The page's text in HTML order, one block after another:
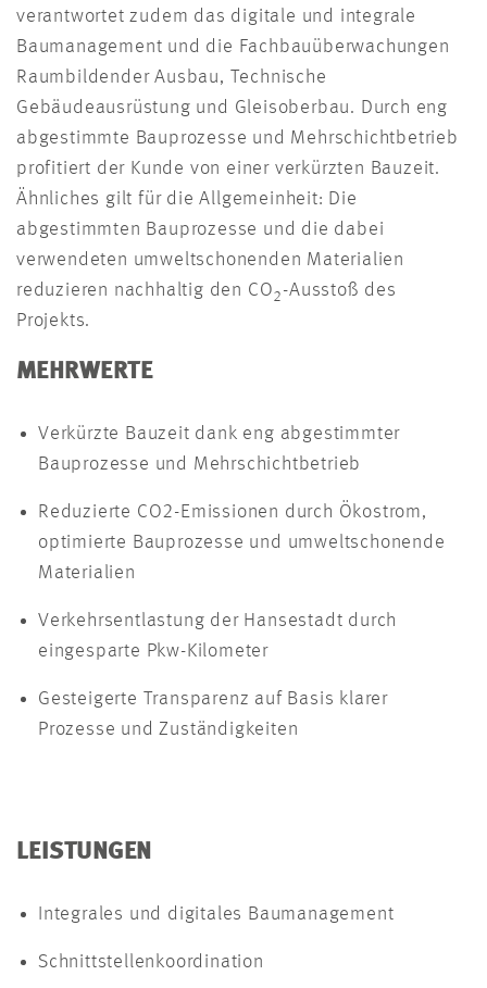
verantwortet zudem das digitale und integrale
Baumanagement und die Fachbauüberwachungen
Raumbildender Ausbau, Technische
Gebäudeausrüstung und Gleisoberbau. Durch eng
abgestimmte Bauprozesse und Mehrschichtbetrieb
profitiert der Kunde von einer verkürzten Bauzeit.
Ähnliches gilt für die Allgemeinheit: Die
abgestimmten Bauprozesse und die dabei
verwendeten umweltschonenden Materialien
reduzieren nachhaltig den CO2 -Ausstoß des
Projekts.
MEHRWERTE
Verkürzte Bauzeit dank eng abgestimmter
Bauprozesse und Mehrschichtbetrieb
Reduzierte CO2-Emissionen durch Ökostrom,
optimierte Bauprozesse und umweltschonende
Materialien
Verkehrsentlastung der Hansestadt durch
eingesparte Pkw-Kilometer
Gesteigerte Transparenz auf Basis klarer
Prozesse und Zuständigkeiten
LEISTUNGEN
Integrales und digitales Baumanagement
Schnittstellenkoordination